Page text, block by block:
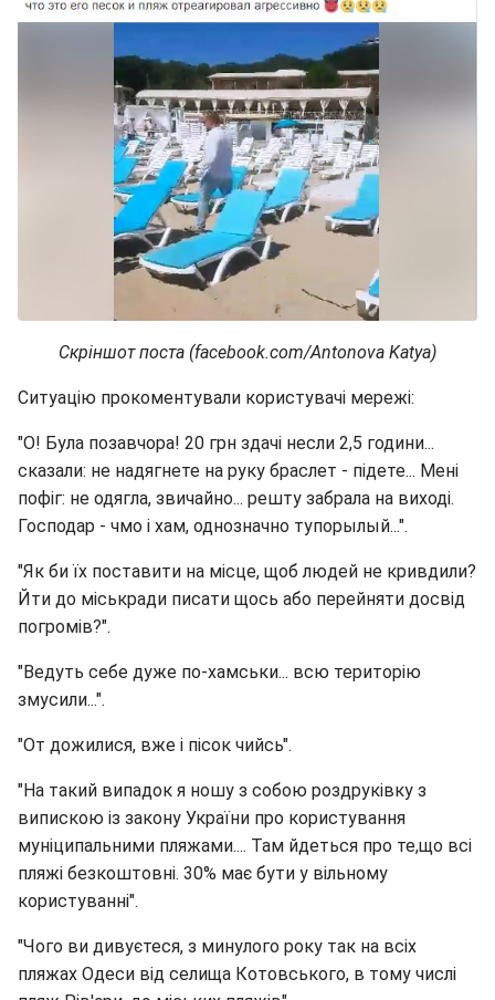
Скріншот поста (facebook.com/Antonova Katya)
Ситуацію прокоментували користувачі мережі:
"О! Була позавчора! 20 грн здачі несли 2,5 години...
сказали: не надягнете на руку браслет - підете... Мені
пофіг: не одягла, звичайно... решту забрала на виході.
Господар - чмо і хам, однозначно тупорылый...".
"Як би їх поставити на місце, щоб людей не кривдили?
Йти до міськради писати щось або перейняти досвід
погромів?".
"Ведуть себе дуже по-хамськи... всю територію
змусили...".
"От дожилися, вже і пісок чийсь".
"На такий випадок я ношу з собою роздруківку з
випискою із закону України про користування
муніципальними пляжами.... Там йдеться про те,що всі
пляжі безкоштовні. 30% має бути у вільному
користуванні".
"Чого ви дивуєтеся, з минулого року так на всіх
пляжах Одеси від селища Котовського, в тому числі